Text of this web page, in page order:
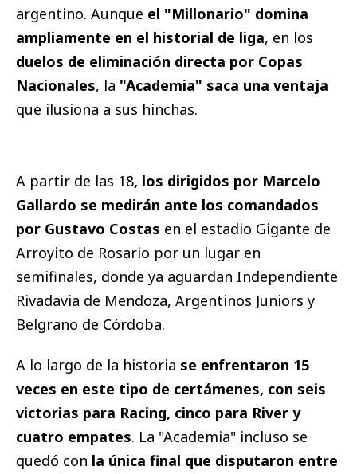
argentino. Aunque el "Millonario" domina
ampliamente en el historial de liga, en los
duelos de eliminación directa por Copas
Nacionales, la "Academia" saca una ventaja
que ilusiona a sus hinchas.
A partir de las 18, los dirigidos por Marcelo
Gallardo se medirán ante los comandados
por Gustavo Costas en el estadio Gigante de
Arroyito de Rosario por un lugar en
semifinales, donde ya aguardan Independiente
Rivadavia de Mendoza, Argentinos Juniors y
Belgrano de Córdoba.
A lo largo de la historia se enfrentaron 15
veces en este tipo de certámenes, con seis
victorias para Racing, cinco para River y
cuatro empates. La "Academia" incluso se
quedó con la única final que disputaron entre